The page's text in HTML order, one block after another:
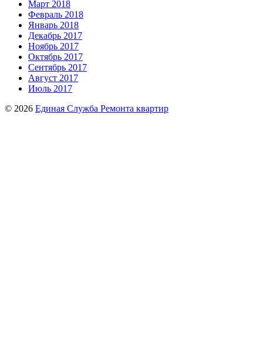
Март 2018
Февраль 2018
Январь 2018
Декабрь 2017
Ноябрь 2017
Октябрь 2017
Сентябрь 2017
Август 2017
Июль 2017
© 2026 Единая Служба Ремонта квартир